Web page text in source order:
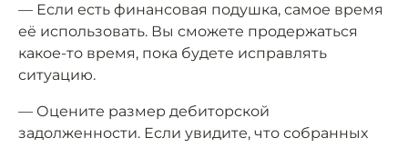
— Если есть финансовая подушка, самое время
её использовать. Вы сможете продержаться
какое-то время, пока будете исправлять
ситуацию.
— Оцените размер дебиторской
задолженности. Если увидите, что собранных